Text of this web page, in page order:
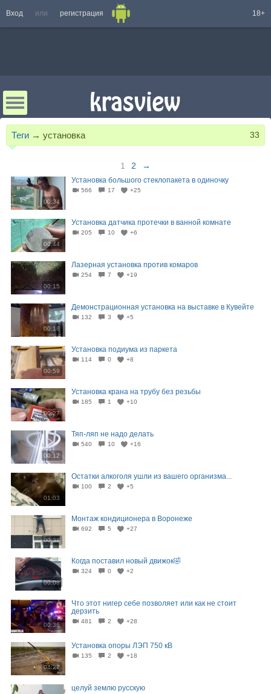
Вход или регистрация 18+
Теги → установка 33
1 2 →
00:34
Установка большого стеклопакета в одиночку
566 17 +25
00:44
Установка датчика протечки в ванной комнате
205 10 +6
00:15
Лазерная установка против комаров
254 7 +19
00:18
Демонстрационная установка на выставке в Кувейте
132 3 +5
00:59
Установка подиума из паркета
114 0 +8
00:27
Установка крана на трубу без резьбы
185 1 +10
00:12
Тяп-ляп не надо делать
540 10 +16
01:03
Остатки алкоголя ушли из вашего организма...
100 2 +5
00:38
Монтаж кондиционера в Воронеже
692 5 +27
00:08
Когда поставил новый движок🤣
324 0 +2
00:36
Что этот нигер себе позволяет или как не стоит
дерзить
481 2 +28
04:27
Установка опоры ЛЭП 750 кВ
135 2 +18
целуй землю русскую